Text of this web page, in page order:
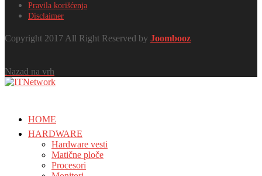
Pravila korišćenja
Disclaimer
Copyright 2017 All Right Reserved by Joombooz
Nazad na vrh
HOME
HARDWARE
Hardware vesti
Matične ploče
Procesori